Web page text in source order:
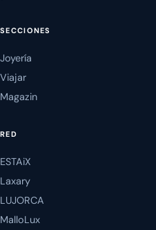
SECCIONES
Joyería
Viajar
Magazin
RED
ESTAiX
Laxary
LUJORCA
MalloLux